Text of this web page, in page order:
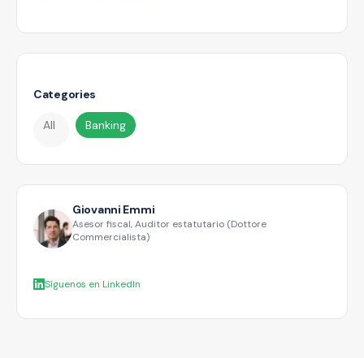
Categories
All Banking
Giovanni Emmi
Asesor fiscal, Auditor estatutario (Dottore
Commercialista)
Síguenos en LinkedIn